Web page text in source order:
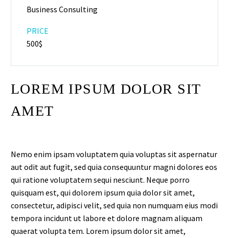
Business Consulting
PRICE
500$
LOREM IPSUM DOLOR SIT
AMET
Nemo enim ipsam voluptatem quia voluptas sit aspernatur
aut odit aut fugit, sed quia consequuntur magni dolores eos
qui ratione voluptatem sequi nesciunt. Neque porro
quisquam est, qui dolorem ipsum quia dolor sit amet,
consectetur, adipisci velit, sed quia non numquam eius modi
tempora incidunt ut labore et dolore magnam aliquam
quaerat volupta tem. Lorem ipsum dolor sit amet,